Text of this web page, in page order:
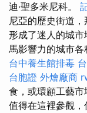
迪·聖多米尼科。
尼亞的歷史街道
形成了迷人的城市
馬影響力的城市各
台中養生館排毒
台胞證 外燴廠商
食，或環顧工藝
值得在這裡參觀，